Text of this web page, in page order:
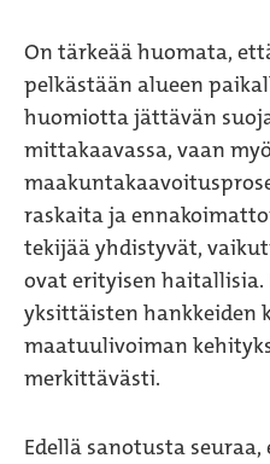
On tärkeää huomata,
pelkästään alueen
huomiotta jättävän
mittakaavassa, vaan
raskaita ja
tekijää yhdistyvät,
ovat erityisen haitallisia.
yksittäisten hankkeiden
maatuulivoiman
merkittävästi.
Edellä sanotusta